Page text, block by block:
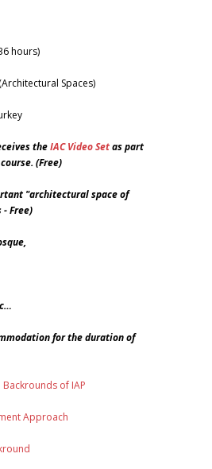
hours)
Spaces)
theIAC Video Setas part
(Free)
"architectural space of
- Free)
for the duration of
of IAP
Approach